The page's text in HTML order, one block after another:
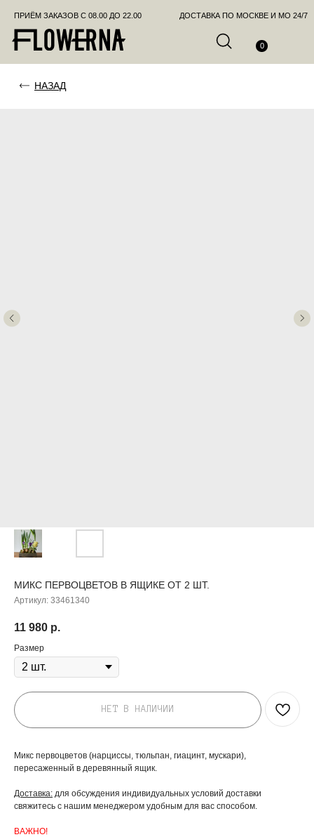
ПРИЁМ ЗАКАЗОВ С 08.00 ДО 22.00
МИКС ПЕРВОЦВЕТОВ В ЯЩИКЕ ОТ 2 ШТ.
Артикул: 33461340
11 980 р.
Размер
НЕТ В НАЛИЧИИ
Микс первоцветов (нарциссы, тюльпан, гиацинт, мускари),
пересаженный в деревянный ящик.
Доставка: для обсуждения индивидуальных условий доставки
свяжитесь с нашим менеджером удобным для вас способом.
ВАЖНО!